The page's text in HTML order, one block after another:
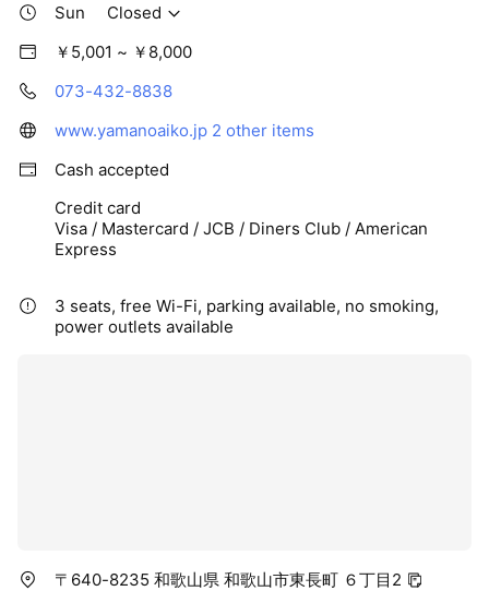
Sun
Closed
￥5,001 ~ ￥8,000
073-432-8838
www.yamanoaiko.jp 2 other items
Cash accepted
Credit card
Visa / Mastercard / JCB / Diners Club / American
Express
3 seats, free Wi-Fi, parking available, no smoking,
power outlets available
〒640-8235 和歌山県 和歌山市東長町 ６丁目2